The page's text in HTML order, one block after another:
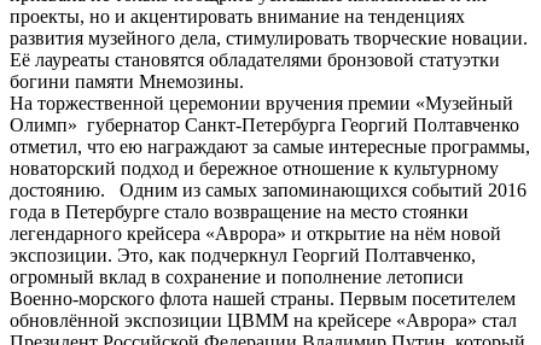
проекты, но и акцентировать внимание на тенденциях
развития музейного дела, стимулировать творческие новации.
Её лауреаты становятся обладателями бронзовой статуэтки
богини памяти Мнемозины.
На торжественной церемонии вручения премии «Музейный
Олимп» губернатор Санкт-Петербурга Георгий Полтавченко
отметил, что ею награждают за самые интересные программы,
новаторский подход и бережное отношение к культурному
достоянию. Одним из самых запоминающихся событий 2016
года в Петербурге стало возвращение на место стоянки
легендарного крейсера «Аврора» и открытие на нём новой
экспозиции. Это, как подчеркнул Георгий Полтавченко,
огромный вклад в сохранение и пополнение летописи
Военно-морского флота нашей страны. Первым посетителем
обновлённой экспозиции ЦВММ на крейсере «Аврора» стал